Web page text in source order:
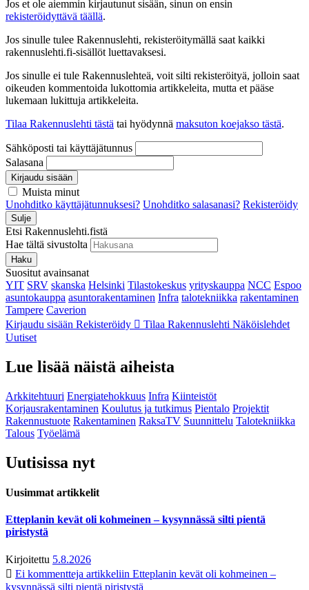
Jos et ole aiemmin kirjautunut sisään, sinun on ensin
rekisteröidyttävä täällä.
Jos sinulle tulee Rakennuslehti, rekisteröitymällä saat kaikki
rakennuslehti.fi-sisällöt luettavaksesi.
Jos sinulle ei tule Rakennuslehteä, voit silti rekisteröityä, jolloin saat
oikeuden kommentoida lukottomia artikkeleita, mutta et pääse
lukemaan lukittuja artikkeleita.
Tilaa Rakennuslehti tästä tai hyödynnä maksuton koejakso tästä.
Sähköposti tai käyttäjätunnus
Salasana
Kirjaudu sisään
Muista minut
Unohditko käyttäjätunnuksesi? Unohditko salasanasi? Rekisteröidy
Sulje
Etsi Rakennuslehti.fistä
Hae tältä sivustolta
Haku
Suositut avainsanat
YIT SRV skanska Helsinki Tilastokeskus yrityskauppa NCC Espoo
asuntokauppa asuntorakentaminen Infra talotekniikka rakentaminen
Tampere Caverion
Kirjaudu sisään Rekisteröidy Tilaa Rakennuslehti Näköislehdet
Uutiset
Lue lisää näistä aiheista
Arkkitehtuuri Energiatehokkuus Infra Kiinteistöt
Korjausrakentaminen Koulutus ja tutkimus Pientalo Projektit
Rakennustuote Rakentaminen RaksaTV Suunnittelu Talotekniikka
Talous Työelämä
Uutisissa nyt
Uusimmat artikkelit
Etteplanin kevät oli kohmeinen – kysynnässä silti pientä
piristystä
Kirjoitettu 5.8.2026
Ei kommentteja artikkeliin Etteplanin kevät oli kohmeinen –
kysynnässä silti pientä piristystä